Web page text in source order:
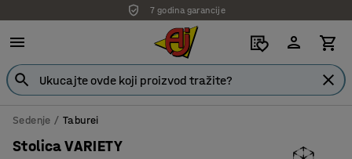
7 godina garancije
Sedenje Taburei
Stolica VARIETY